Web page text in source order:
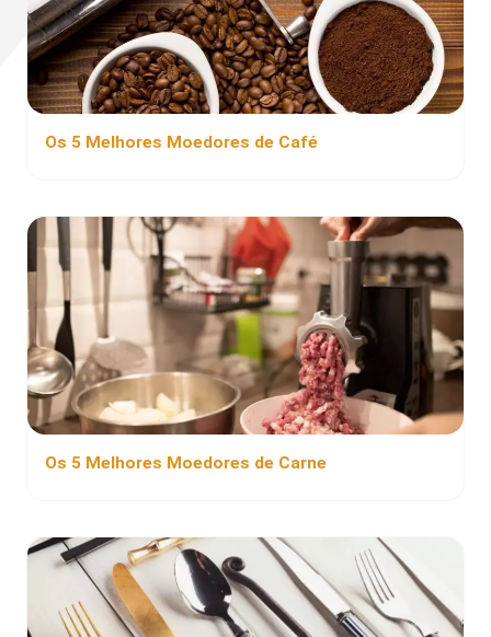
Os 5 Melhores Moedores de Café
Os 5 Melhores Moedores de Carne